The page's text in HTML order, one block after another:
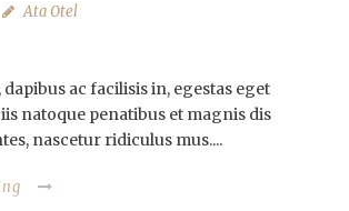
Ata Otel
dapibus ac facilisis in, egestas eget
natoque penatibus et magnis dis
nascetur ridiculus mus....